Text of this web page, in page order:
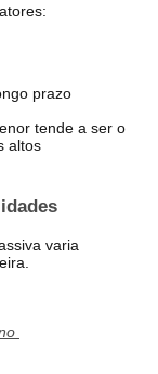
prazo
tende a ser o
altos
varia